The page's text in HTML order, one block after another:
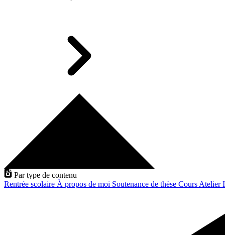
Par type de contenu
Rentrée scolaire À propos de moi Soutenance de thèse Cours Atelier